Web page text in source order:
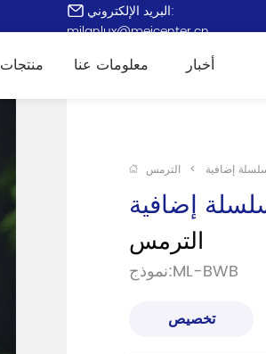
البريد الإلكتروني:
milanlux@meicenter.cn
منتجات معلومات عنا أخبار
إضافية > الترمس
إضافية
الترمس
نموذج:ML-BWB
تخصيص